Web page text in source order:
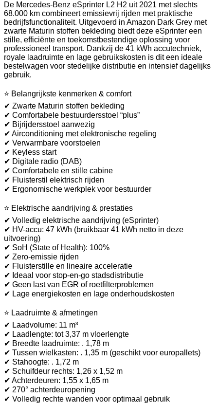
De Mercedes-Benz eSprinter L2 H2 uit 2021 met slechts
68.000 km combineert emissievrij rijden met praktische
bedrijfsfunctionaliteit. Uitgevoerd in Amazon Dark Grey met
zwarte Maturin stoffen bekleding biedt deze eSprinter een
stille, efficiënte en toekomstbestendige oplossing voor
professioneel transport. Dankzij de 41 kWh accutechniek,
royale laadruimte en lage gebruikskosten is dit een ideale
bestelwagen voor stedelijke distributie en intensief dagelijks
gebruik.
⭐ Belangrijkste kenmerken & comfort
✔ Zwarte Maturin stoffen bekleding
✔ Comfortabele bestuurdersstoel “plus”
✔ Bijrijdersstoel aanwezig
✔ Airconditioning met elektronische regeling
✔ Verwarmbare voorstoelen
✔ Keyless start
✔ Digitale radio (DAB)
✔ Comfortabele en stille cabine
✔ Fluisterstil elektrisch rijden
✔ Ergonomische werkplek voor bestuurder
⭐ Elektrische aandrijving & prestaties
✔ Volledig elektrische aandrijving (eSprinter)
✔ HV-accu: 47 kWh (bruikbaar 41 kWh netto in deze
uitvoering)
✔ SoH (State of Health): 100%
✔ Zero-emissie rijden
✔ Fluisterstille en lineaire acceleratie
✔ Ideaal voor stop-en-go stadsdistributie
✔ Geen last van EGR of roetfilterproblemen
✔ Lage energiekosten en lage onderhoudskosten
⭐ Laadruimte & afmetingen
✔ Laadvolume: 11 m³
✔ Laadlengte: tot 3,37 m vloerlengte
✔ Breedte laadruimte: . 1,78 m
✔ Tussen wielkasten: . 1,35 m (geschikt voor europallets)
✔ Stahoogte: . 1,72 m
✔ Schuifdeur rechts: 1,26 x 1,52 m
✔ Achterdeuren: 1,55 x 1,65 m
✔ 270° achterdeuropening
✔ Volledig rechte wanden voor optimaal gebruik